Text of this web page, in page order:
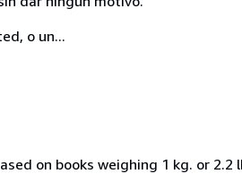
o un...
on books weighing 1 kg. or